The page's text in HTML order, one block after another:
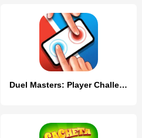
Duel Masters: Player Challenge